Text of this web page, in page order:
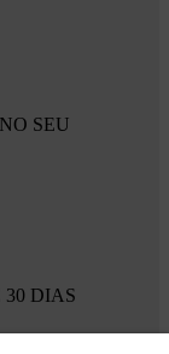
SEU
DIAS